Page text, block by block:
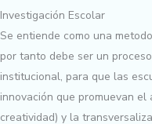
Investigación Escolar
Se entiende como una
por tanto debe ser un
institucional, para que las
innovación que promuevan
creatividad) y la